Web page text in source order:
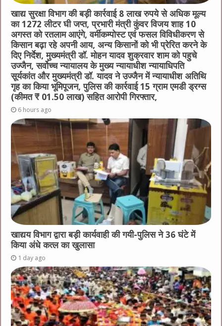
खाद्य सुरक्षा विभाग की बड़ी कार्रवाई 8 लाख रुपये से अधिक मूल्य
का 1272 लीटर घी जप्त, प्रभारी मंत्री कुंवर विजय शाह 10
अगस्त को रतलाम आएंगे, वर्मीकम्पोस्ट एवं फसल विविधीकरण से
किसान बढ़ा रहे अपनी आय, अन्य किसानों को भी प्रेरित करने के
दिए निर्देश, मुख्यमंत्री डॉ. मोहन यादव शुक्रवार शाम को पहुचे
उज्जैन, सर्वोच्च न्यायालय के मुख्‍य न्‍यायाधीश न्यायाधिपति
सूर्यकांत और मुख्यमंत्री डॉ. यादव ने उज्जैन में न्यायाधीश अतिथि
गृह का किया भूमिपूजन, पुलिस की कार्रवाई 15 ग्राम एमडी ड्रग्स
(कीमत ₹ 01.50 लाख) सहित आरोपी गिरफ्तार,
6 hours ago
खाद्यय विभाग द्वारा बड़ी कार्यवाही की गयी-पुलिस ने 36 घंटे में
किया अंधे कत्ल का खुलासा
1 day ago